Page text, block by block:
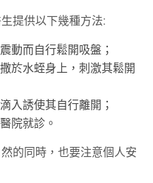
提供以下幾種方法:
動而自行鬆開吸盤；
於水蛭身上，刺激其鬆開
入誘使其自行離開；
院就診。
的同時，也要注意個人安